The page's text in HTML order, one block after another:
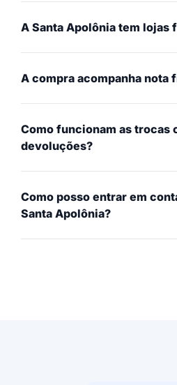
A Santa Apolônia tem lojas
A compra acompanha nota
Como funcionam as trocas
devoluções?
Como posso entrar em
Santa Apolônia?